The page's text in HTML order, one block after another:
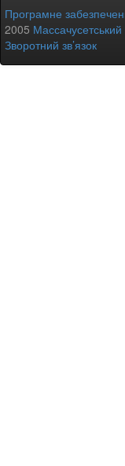
Програмне
2005 Массачусетський
Зворотний зв’язок